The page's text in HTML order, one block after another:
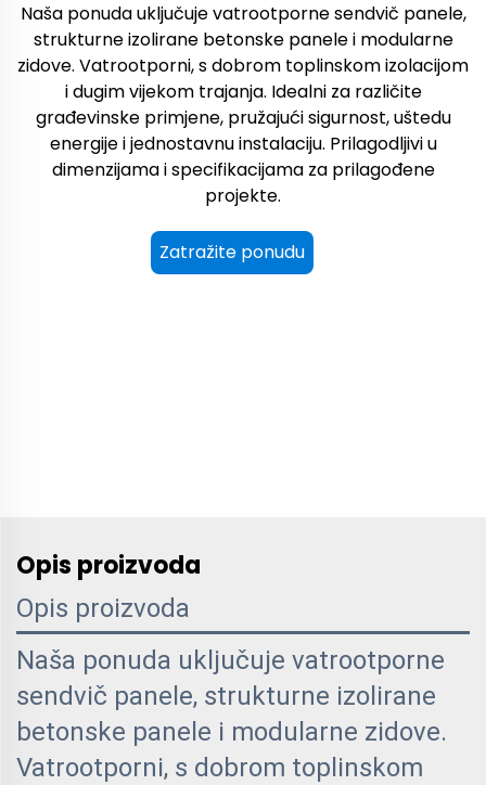
Naša ponuda uključuje vatrootporne sendvič panele,
strukturne izolirane betonske panele i modularne
zidove. Vatrootporni, s dobrom toplinskom izolacijom
i dugim vijekom trajanja. Idealni za različite
građevinske primjene, pružajući sigurnost, uštedu
energije i jednostavnu instalaciju. Prilagodljivi u
dimenzijama i specifikacijama za prilagođene
projekte.
Zatražite ponudu
Opis proizvoda
Opis proizvoda
Naša ponuda uključuje vatrootporne
sendvič panele, strukturne izolirane
betonske panele i modularne zidove.
Vatrootporni, s dobrom toplinskom